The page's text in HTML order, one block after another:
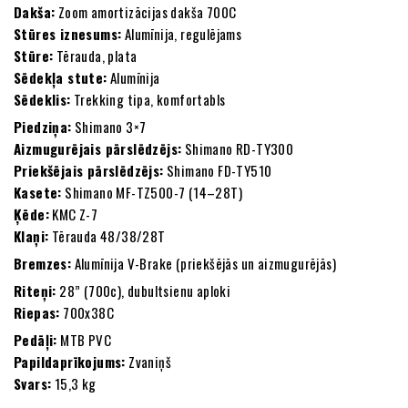
Dakša: Zoom amortizācijas dakša 700C
Stūres iznesums:Alumīnija, regulējams
Stūre: Tērauda, plata
Sēdekļa stute:Alumīnija
Sēdeklis: Trekking tipa, komfortabls
Piedziņa: Shimano 3×7
Aizmugurējais pārslēdzējs: Shimano RD-TY300
Priekšējais pārslēdzējs: Shimano FD-TY510
Kasete: Shimano MF-TZ500-7 (14–28T)
Ķēde:KMC Z-7
Klaņi: Tērauda 48/38/28T
Bremzes:Alumīnija V-Brake (priekšējās un aizmugurējās)
Riteņi: 28” (700c), dubultsienu aploki
Riepas: 700x38C
Pedāļi: MTB PVC
Papildaprīkojums: Zvaniņš
Svars: 15,3 kg